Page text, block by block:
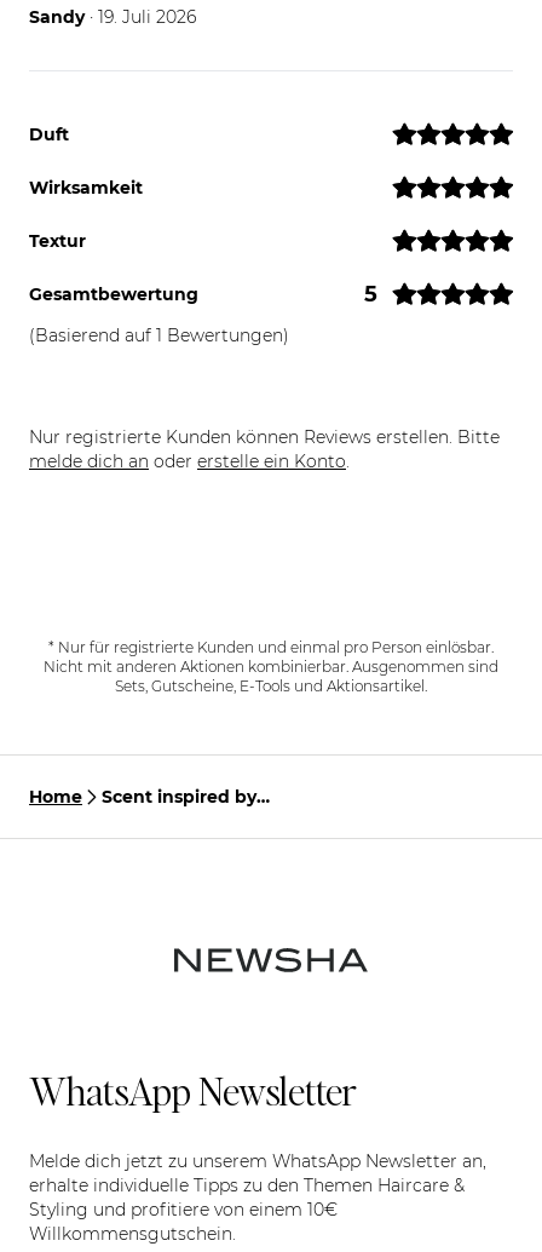
Sandy 19.07.26
· 19. Juli 2026
Duft
Wirksamkeit
Textur
Gesamtbewertung 5
(Basierend auf 1 Bewertungen)
Nur registrierte Kunden können Reviews erstellen. Bitte
melde dich an oder erstelle ein Konto
* Nur für registrierte Kunden und einmal pro Person einlösbar.
Nicht mit anderen Aktionen kombinierbar. Ausgenommen sind
Sets, Gutscheine, E-Tools und Aktionsartikel.
Home
Scent inspired by
Shampoo
WhatsApp Newsletter
Melde dich jetzt zu unserem WhatsApp Newsletter an,
erhalte individuelle Tipps zu den Themen Haircare &
Styling und profitiere von einem 10€
Willkommensgutschein.